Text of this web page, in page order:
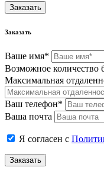
Заказать
Заказать
Ваше имя*
Возможное количество
Максимальная
Ваш телефон*
Ваша почта
Я согласен с
Заказать